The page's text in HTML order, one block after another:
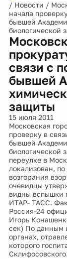
/ Новости /
начала
бывшей
биологической
связи с
бывшей
защиты
15 июля 2011
Московская
проверку в
бывшей
биологической
переулке в
локализован,
возгорания
очевидцы
видны вспышки
ИТАР- ТАСС.
Россия-24
Игорь
сек) По данным
органах,
которого
Склифосовского.